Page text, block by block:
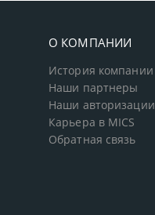
О КОМПАНИИ
История компании
Наши партнеры
Наши авторизации
Карьера в MICS
Обратная связь